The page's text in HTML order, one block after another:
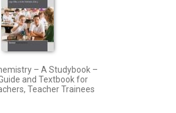
– A Studybook –
and Textbook for
Teacher Trainees